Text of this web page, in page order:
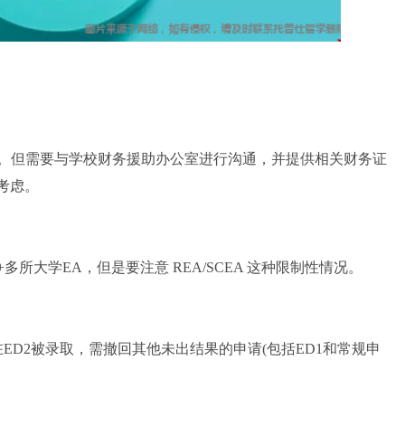
需要与学校财务援助办公室进行沟通，并提供相关财务证
虑。
大学EA，但是要注意 REA/SCEA 这种限制性情况。
被录取，需撤回其他未出结果的申请(包括ED1和常规申